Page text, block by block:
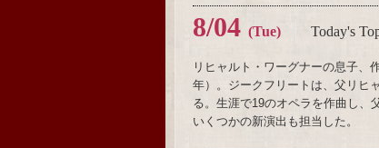
8/04 (Tue) Today's
リヒャルト・ワーグナーの息子、
年）。ジークフリートは、父リヒ
る。生涯で19のオペラを作曲し、
いくつかの新演出も担当した。